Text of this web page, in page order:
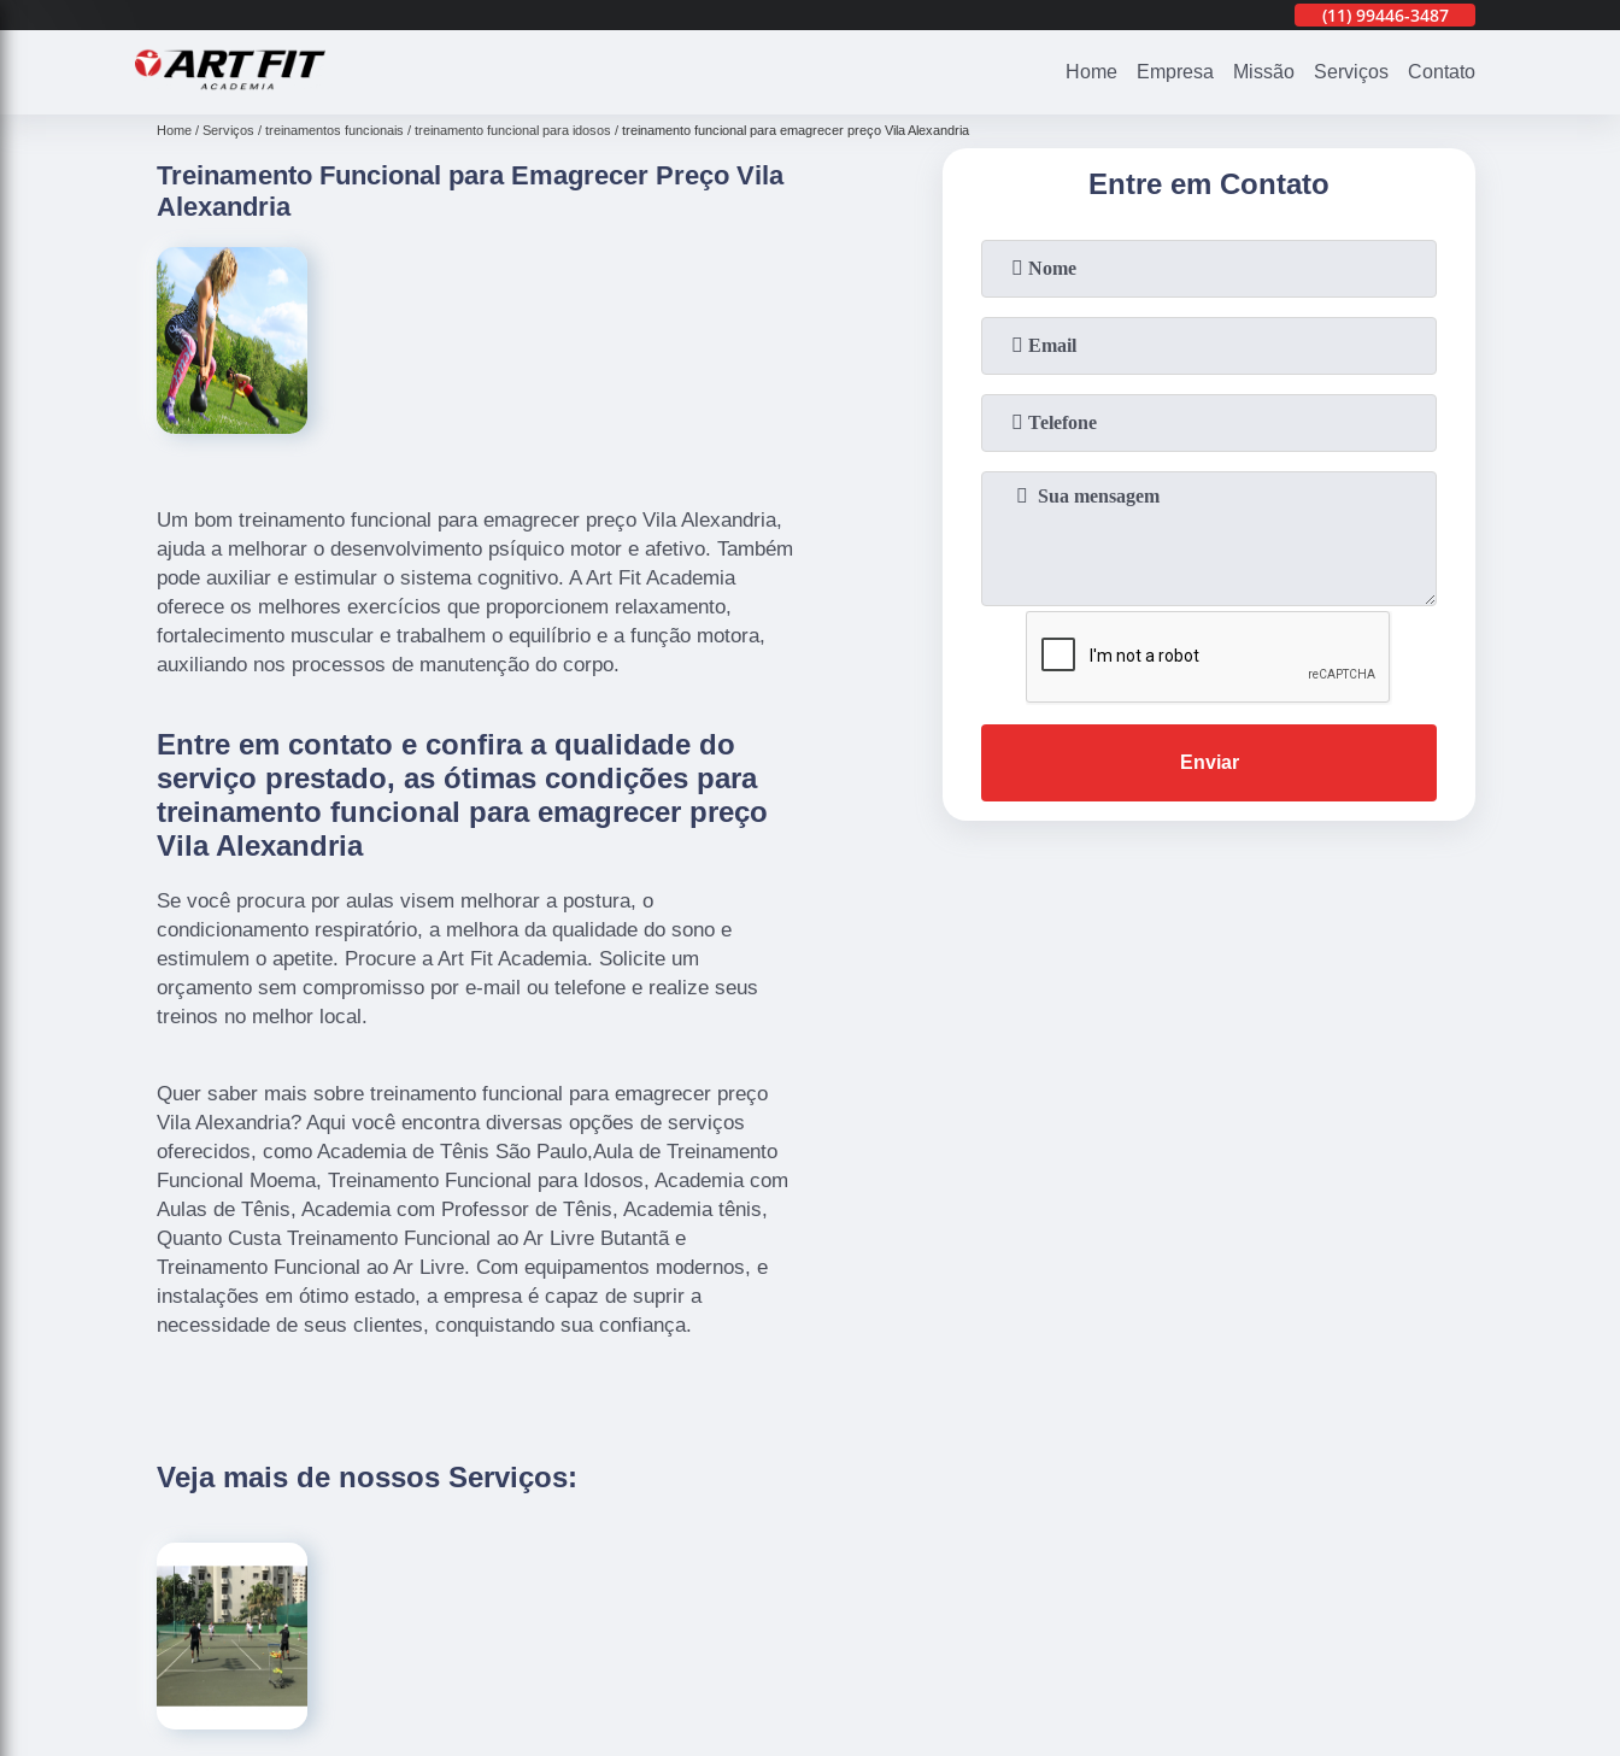
(11)99446-3487
Home Empresa Missão Serviços Contato
Home Serviços treinamentos funcionais treinamento funcional para idosos treinamento funcional para emagrecer preço Vila Alexandria
Treinamento Funcional para Emagrecer Preço Vila
Alexandria
Um bom treinamento funcional para emagrecer preço Vila Alexandria,
ajuda a melhorar o desenvolvimento psíquico motor e afetivo. Também
pode auxiliar e estimular o sistema cognitivo. A Art Fit Academia
oferece os melhores exercícios que proporcionem relaxamento,
fortalecimento muscular e trabalhem o equilíbrio e a função motora,
auxiliando nos processos de manutenção do corpo.
Entre em contato e confira a qualidade do
serviço prestado, as ótimas condições para
treinamento funcional para emagrecer preço
Vila Alexandria
Se você procura por aulas visem melhorar a postura, o
condicionamento respiratório, a melhora da qualidade do sono e
estimulem o apetite. Procure a Art Fit Academia. Solicite um
orçamento sem compromisso por e-mail ou telefone e realize seus
treinos no melhor local.
Quer saber mais sobre treinamento funcional para emagrecer preço
Vila Alexandria? Aqui você encontra diversas opções de serviços
oferecidos, como Academia de Tênis São Paulo,Aula de Treinamento
Funcional Moema, Treinamento Funcional para Idosos, Academia com
Aulas de Tênis, Academia com Professor de Tênis, Academia tênis,
Quanto Custa Treinamento Funcional ao Ar Livre Butantã e
Treinamento Funcional ao Ar Livre. Com equipamentos modernos, e
instalações em ótimo estado, a empresa é capaz de suprir a
necessidade de seus clientes, conquistando sua confiança.
Veja mais de nossos Serviços:
Entre em Contato
Enviar